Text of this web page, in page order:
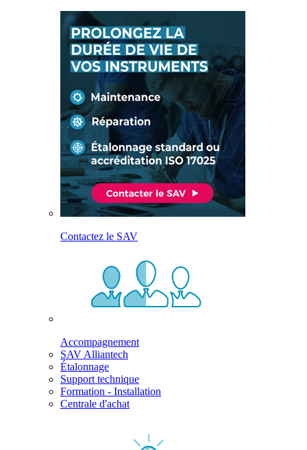
Contactez le SAV
Accompagnement
SAV Alliantech
Étalonnage
Support technique
Formation - Installation
Centrale d'achat